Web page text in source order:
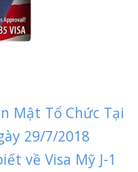
Mật Tổ Chức Tại
29/7/2018
về Visa Mỹ J-1